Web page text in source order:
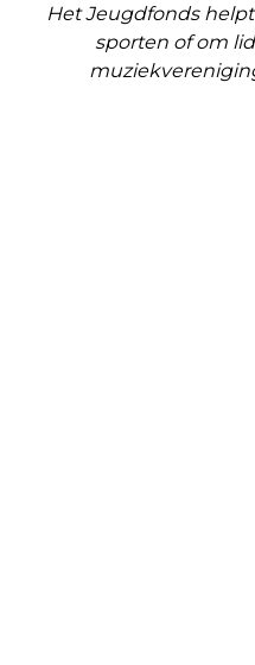
Het Jeugdfonds
sporten of om